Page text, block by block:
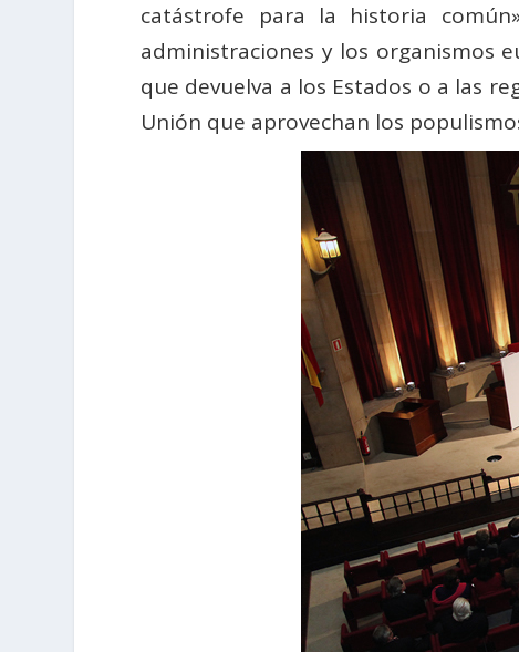
catástrofe para la historia
administraciones y los organismos
que devuelva a los Estados o a las
Unión que aprovechan los